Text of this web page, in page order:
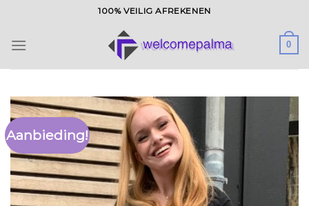
inhoud
100% VEILIG AFREKENEN
0
Aanbieding!